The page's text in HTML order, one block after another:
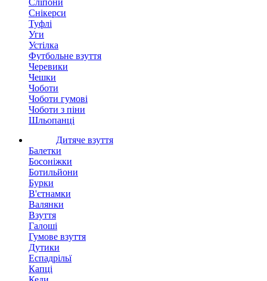
Сліпони
Снікерси
Туфлі
Уги
Устілка
Футбольне взуття
Черевики
Чешки
Чоботи
Чоботи гумові
Чоботи з піни
Шльопанці
Дитяче взуття
Балетки
Босоніжки
Ботильйони
Бурки
В'єтнамки
Валянки
Взуття
Галоші
Гумове взуття
Дутики
Еспадрільї
Капці